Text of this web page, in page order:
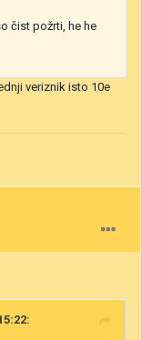
čist požrti, he he
veriznik isto 10e